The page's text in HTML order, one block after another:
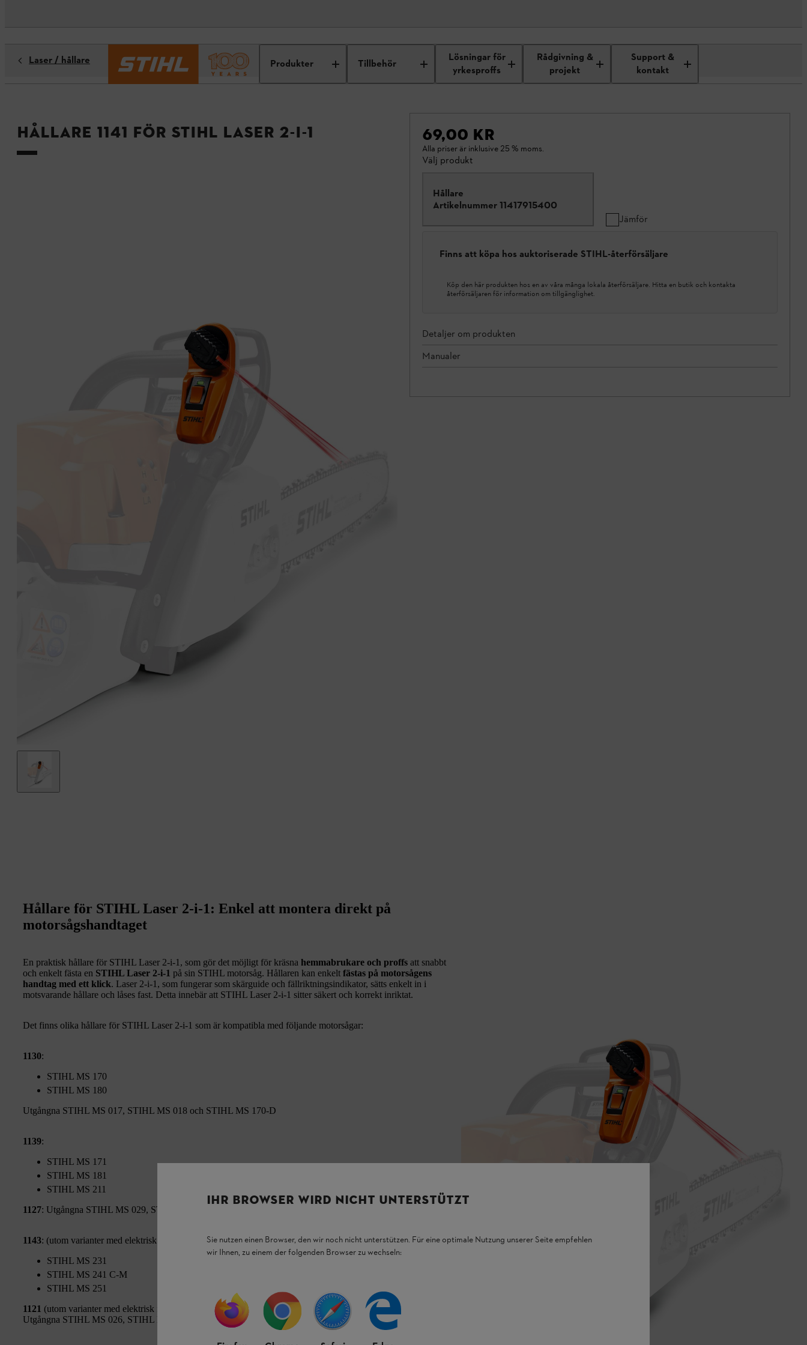
Produkter Tillbehör
Lösningar för
yrkesproffs
Rådgivning &
projekt
Support &
kontakt
Laser / hållare
Hållare 1141 för STIHL Laser 2-i-1 69,00 KR
Alla priser är inklusive 25 % moms.
Välj produkt
Hållare
Artikelnummer 11417915400
Jämför
Finns att köpa hos auktoriserade STIHL-återförsäljare
Köp den här produkten hos en av våra många lokala återförsäljare. Hitta en butik och kontakta
återförsäljaren för information om tillgänglighet.
Detaljer om produkten
Manualer
Hållare för STIHL Laser 2-i-1: Enkel att montera direkt på
motorsågshandtaget
En praktisk hållare för STIHL Laser 2-i-1, som gör det möjligt för kräsna hemmabrukare och proffs att snabbt
och enkelt fästa en STIHL Laser 2-i-1 på sin STIHL motorsåg. Hållaren kan enkelt fästas på motorsågens
handtag med ett klick. Laser 2-i-1, som fungerar som skärguide och fällriktningsindikator, sätts enkelt in i
motsvarande hållare och låses fast. Detta innebär att STIHL Laser 2-i-1 sitter säkert och korrekt inriktat.
Det finns olika hållare för STIHL Laser 2-i-1 som är kompatibla med följande motorsågar:
1130:
STIHL MS 170
STIHL MS 180
Utgångna STIHL MS 017, STIHL MS 018 och STIHL MS 170-D
1139:
STIHL MS 171
STIHL MS 181
STIHL MS 211
1127: Utgångna STIHL MS 029, STIHL MS 290, STIHL MS 310, STIHL MS 039 och STIHL MS 390
1143: (utom varianter med elektrisk förgasare eller uppvärmda handtag (VW)):
STIHL MS 231
STIHL MS 241 C-M
STIHL MS 251
1121 (utom varianter med elektrisk förgasare eller uppvärmda handtag (VW)):
Utgångna STIHL MS 026, STIHL MS 240 och STIHL MS 260
IHR BROWSER WIRD NICHT UNTERSTÜTZT
Sie nutzen einen Browser, den wir noch nicht unterstützen. Für eine optimale Nutzung unserer Seite empfehlen
wir Ihnen, zu einem der folgenden Browser zu wechseln: